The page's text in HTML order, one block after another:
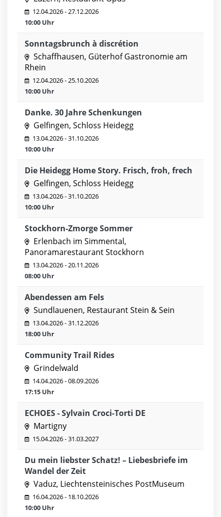
12.04.2026 - 27.12.2026
10:00 Uhr
Sonntagsbrunch à discrétion
Schaffhausen, Güterhof Gastronomie am
Rhein
12.04.2026 - 25.10.2026
10:00 Uhr
Danke. 30 Jahre Schenkungen
Gelfingen, Schloss Heidegg
13.04.2026 - 31.10.2026
10:00 Uhr
Die Heidegg Home Story. Frisch, froh, frech
Gelfingen, Schloss Heidegg
13.04.2026 - 31.10.2026
10:00 Uhr
Stockhorn-Zmorge Sommer
Erlenbach im Simmental,
Panoramarestaurant Stockhorn
13.04.2026 - 20.11.2026
08:00 Uhr
Abendessen am Fels
Sundlauenen, Restaurant Stein & Sein
13.04.2026 - 31.12.2026
18:00 Uhr
Community Trail Rides
Grindelwald
14.04.2026 - 08.09.2026
17:15 Uhr
ECHOES - Sylvain Croci-Torti DE
Martigny
15.04.2026 - 31.03.2027
Du mein liebster Schatz! – Liebesbriefe im
Wandel der Zeit
Vaduz, Liechtensteinisches PostMuseum
16.04.2026 - 18.10.2026
10:00 Uhr